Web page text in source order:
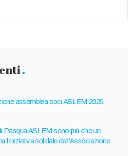
assemblea soci ASLEM 2026
Pasqua ASLEM sono più che un
l’iniziativa solidale dell’Associazione